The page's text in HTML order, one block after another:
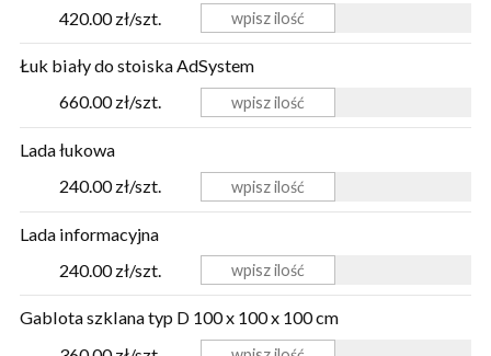
420.00 zł/szt.
Łuk biały do stoiska AdSystem
660.00 zł/szt.
Lada łukowa
240.00 zł/szt.
Lada informacyjna
240.00 zł/szt.
Gablota szklana typ D 100 x 100 x 100 cm